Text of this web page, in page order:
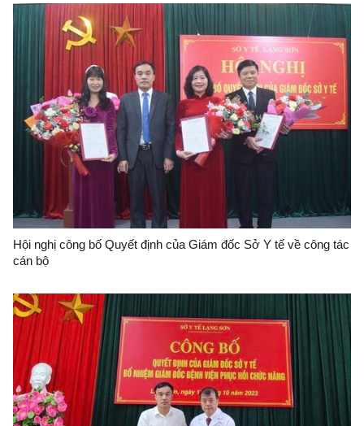
Hội nghị công bố Quyết định của Giám đốc Sở Y tế về công tác
cán bộ